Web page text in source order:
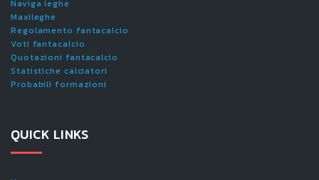
Naviga leghe
Maxileghe
Regolamento fantacalcio
Voti fantacalcio
Quotazioni fantacalcio
Statistiche calciatori
Probabili formazioni
QUICK LINKS